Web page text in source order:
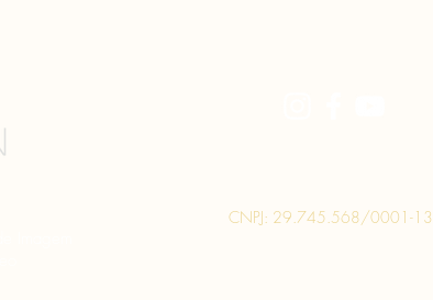
CNPJ: 29.745.568/0001-13